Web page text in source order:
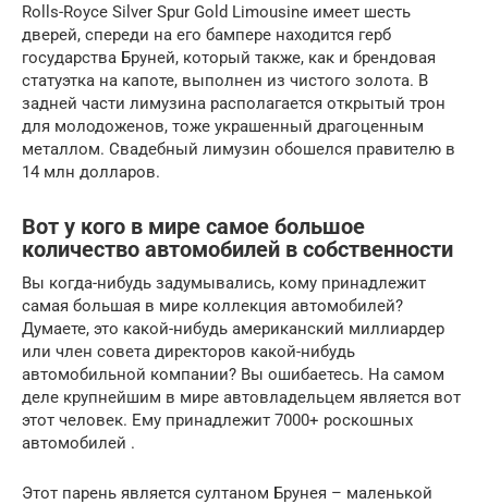
Rolls-Royce Silver Spur Gold Limousine имеет шесть
дверей, спереди на его бампере находится герб
государства Бруней, который также, как и брендовая
статуэтка на капоте, выполнен из чистого золота. В
задней части лимузина располагается открытый трон
для молодоженов, тоже украшенный драгоценным
металлом. Свадебный лимузин обошелся правителю в
14 млн долларов.
Вот у кого в мире самое большое
количество автомобилей в собственности
Вы когда-нибудь задумывались, кому принадлежит
самая большая в мире коллекция автомобилей?
Думаете, это какой-нибудь американский миллиардер
или член совета директоров какой-нибудь
автомобильной компании? Вы ошибаетесь. На самом
деле крупнейшим в мире автовладельцем является вот
этот человек. Ему принадлежит 7000+ роскошных
автомобилей .
Этот парень является султаном Брунея – маленькой